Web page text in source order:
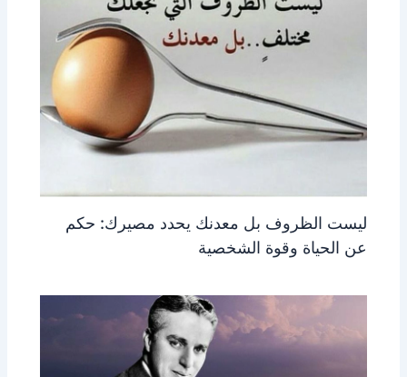
ليست الظروف بل معدنك يحدد مصيرك: حكم
عن الحياة وقوة الشخصية